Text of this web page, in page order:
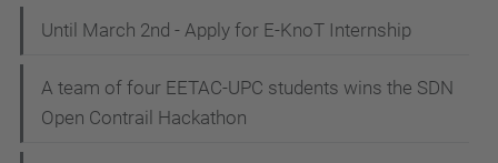
Until March 2nd - Apply for E-KnoT Internship
A team of four EETAC-UPC students wins the SDN
Open Contrail Hackathon